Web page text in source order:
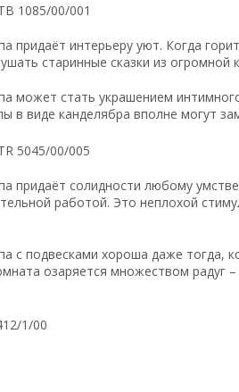
придаёт интерьеру уют. Когда
старинные сказки из огромной
может стать украшением
в виде канделябра вполне могут
придаёт солидности любому
работой. Это неплохой
с подвесками хороша даже тогда,
озаряется множеством радуг